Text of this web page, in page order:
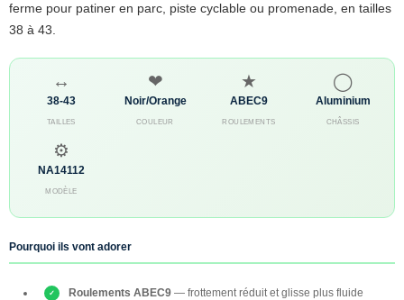
ferme pour patiner en parc, piste cyclable ou promenade, en tailles
38 à 43.
↔
38-43
TAILLES
❤
Noir/Orange
COULEUR
★
ABEC9
ROULEMENTS
◯
Aluminium
CHÂSSIS
⚙
NA14112
MODÈLE
Pourquoi ils vont adorer
Roulements ABEC9 — frottement réduit et glisse plus fluide